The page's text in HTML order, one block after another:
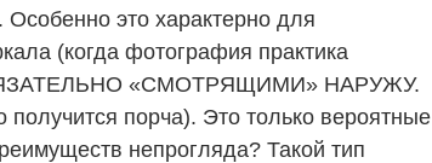
это характерно для
(когда фотография практика
«СМОТРЯЩИМИ» НАРУЖУ.
порча). Это только вероятные
непрогляда? Такой тип